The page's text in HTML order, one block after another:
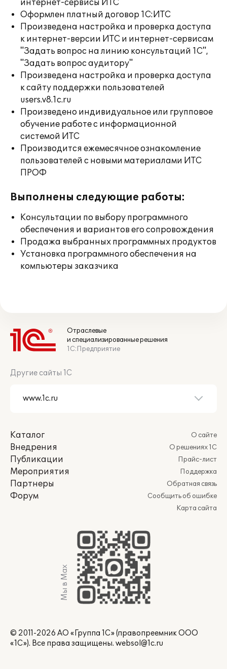
интернет-сервисы ИТС
Оформлен платный договор 1С:ИТС
Произведена настройка и проверка доступа
к интернет-версии ИТС и интернет-сервисам
"Задать вопрос на линию консультаций 1С",
"Задать вопрос аудитору"
Произведена настройка и проверка доступа
к сайту поддержки пользователей
users.v8.1c.ru
Произведено индивидуальное или групповое
обучение работе с информационной
системой ИТС
Производится ежемесячное ознакомление
пользователей с новыми материалами ИТС
ПРОФ
Выполнены следующие работы:
Консультации по выбору программного
обеспечения и вариантов его сопровождения
Продажа выбранных программных продуктов
Установка программного обеспечения на
компьютеры заказчика
Отраслевые
и специализированные решения
1С:Предприятие
Другие сайты 1С
Каталог
Внедрения
Публикации
Мероприятия
Партнеры
Форум
О сайте
О решениях 1С
Прайс-лист
Поддержка
Обратная связь
Сообщить об ошибке
Карта сайта
Мы в Max
© 2011-2026 АО «Группа 1С» (правопреемник ООО
«1С»). Все права защищены. websol@1c.ru